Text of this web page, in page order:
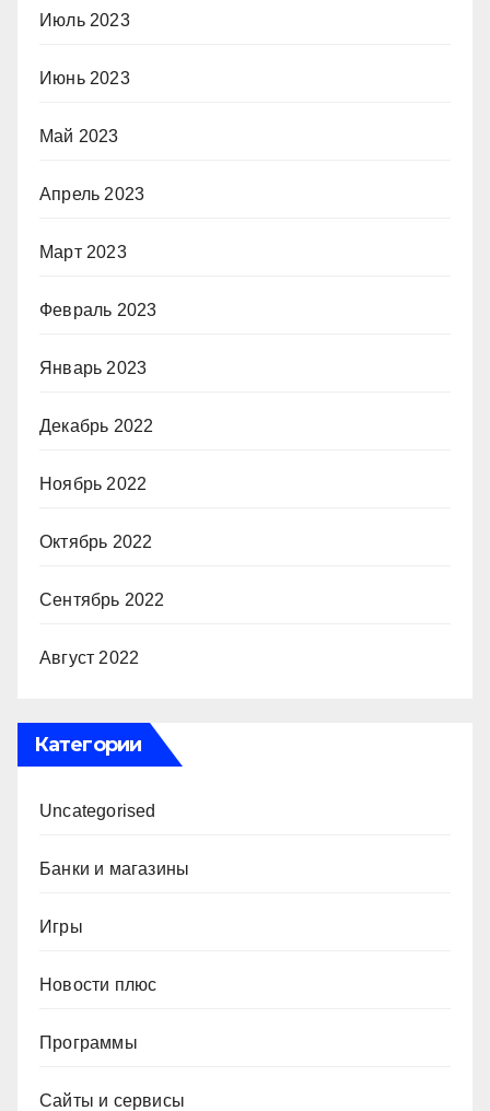
Июль 2023
Июнь 2023
Май 2023
Апрель 2023
Март 2023
Февраль 2023
Январь 2023
Декабрь 2022
Ноябрь 2022
Октябрь 2022
Сентябрь 2022
Август 2022
Категории
Uncategorised
Банки и магазины
Игры
Новости плюс
Программы
Сайты и сервисы